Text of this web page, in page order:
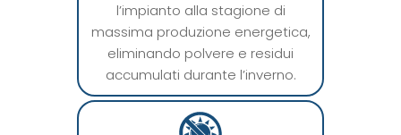
l’impianto alla stagione di
massima produzione energetica,
eliminando polvere e residui
accumulati durante l’inverno.